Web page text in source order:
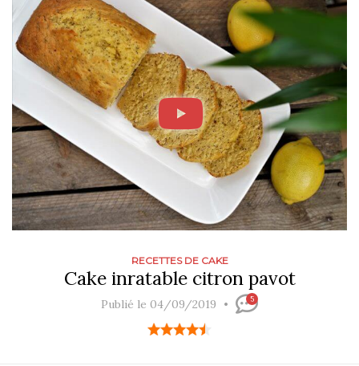
RECETTES DE CAKE
Cake inratable citron pavot
Publié le 04/09/2019 5